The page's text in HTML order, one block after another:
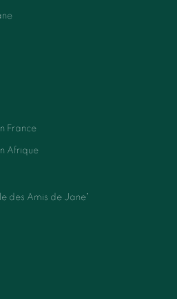
France
Afrique
des Amis de Jane"